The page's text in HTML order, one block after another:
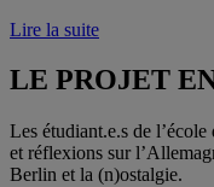
Lire la suite
LE PROJET
Les étudiant.e.s de
et réflexions sur
Berlin et la (n)ostalgie.